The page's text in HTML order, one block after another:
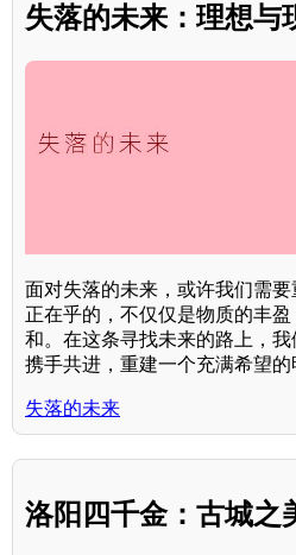
失落的未来：理想与
面对失落的未来，或许我们需
正在乎的，不仅仅是物质的丰
和。在这条寻找未来的路上，我
携手共进，重建一个充满希望的
失落的未来
洛阳四千金：古城之